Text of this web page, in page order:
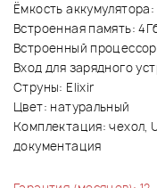
Ёмкость
Встроенная память:
Встроенный
Вход для зарядного
Струны: Elixir
Цвет: натуральный
Комплектация: чехол,
документация